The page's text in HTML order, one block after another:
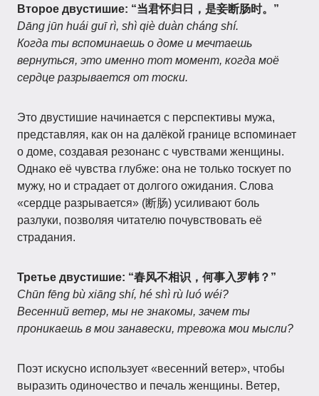
Второе двустишие: “当君怀归日，是妾断肠时。”
Dāng jūn huái guī rì, shì qiè duàn cháng shí.
Когда ты вспоминаешь о доме и мечтаешь
вернуться, это именно тот момент, когда моё
сердце разрывается от тоски.
Это двустишие начинается с перспективы мужа,
представляя, как он на далёкой границе вспоминает
о доме, создавая резонанс с чувствами женщины.
Однако её чувства глубже: она не только тоскует по
мужу, но и страдает от долгого ожидания. Слова
«сердце разрывается» (断肠) усиливают боль
разлуки, позволяя читателю почувствовать её
страдания.
Третье двустишие: “春风不相识，何事入罗帏？”
Chūn fēng bù xiāng shí, hé shì rù luó wéi?
Весенний ветер, мы не знакомы, зачем ты
проникаешь в мои занавески, тревожа мои мысли?
Поэт искусно использует «весенний ветер», чтобы
выразить одиночество и печаль женщины. Ветер,